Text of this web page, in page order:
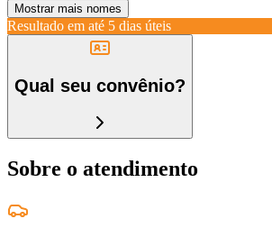
Mostrar mais nomes
Resultado em até 5 dias úteis
Qual seu convênio?
Sobre o atendimento